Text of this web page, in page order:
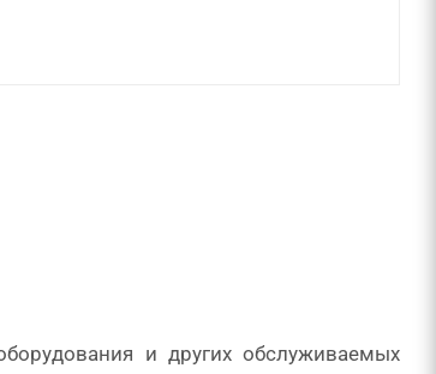
и других обслуживаемых